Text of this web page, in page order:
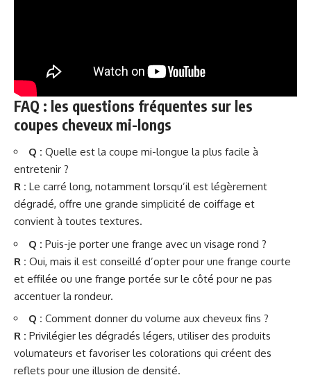
FAQ : les questions fréquentes sur les
coupes cheveux mi-longs
Q : Quelle est la coupe mi-longue la plus facile à
entretenir ?
R : Le carré long, notamment lorsqu’il est légèrement
dégradé, offre une grande simplicité de coiffage et
convient à toutes textures.
Q : Puis-je porter une frange avec un visage rond ?
R : Oui, mais il est conseillé d’opter pour une frange courte
et effilée ou une frange portée sur le côté pour ne pas
accentuer la rondeur.
Q : Comment donner du volume aux cheveux fins ?
R : Privilégier les dégradés légers, utiliser des produits
volumateurs et favoriser les colorations qui créent des
reflets pour une illusion de densité.